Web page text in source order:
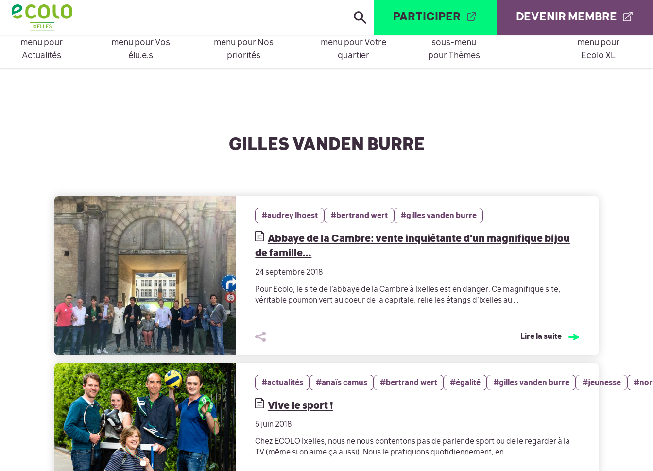
PARTICIPER DEVENIR MEMBRE
Ouvrir le menu
ACTUALITÉS
Montrer le sous-
menu pour
Actualités
menu pour Vos
élu.e.s
menu pour Nos
priorités
VOTRE QUARTIER
menu pour Votre
quartier
THÈMES
sous-menu
pour Thèmes
BILAN
ECOLO XL
menu pour
Ecolo XL
GILLES VANDEN BURRE
#audrey lhoest #bertrand wert #gilles vanden burre
Abbaye de la Cambre: vente inquiétante d'un magnifique bijou
de famille...
24 septembre 2018
Pour Ecolo, le site de l’abbaye de la Cambre à Ixelles est en danger. Ce magnifique site,
véritable poumon vert au coeur de la capitale, relie les étangs d’Ixelles au …
Lire la suite
#actualités #anaïs camus #bertrand wert #égalité #gilles vanden burre #jeunesse
Vive le sport !
5 juin 2018
Chez ECOLO Ixelles, nous ne nous contentons pas de parler de sport ou de le regarder à la
TV (même si on aime ça aussi). Nous le pratiquons quotidiennement, en …